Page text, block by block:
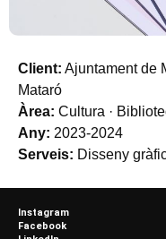
Client: Ajuntament de
Mataró
Àrea: Cultura ·
Any: 2023-2024
Serveis: Disseny
Instagram
Facebook